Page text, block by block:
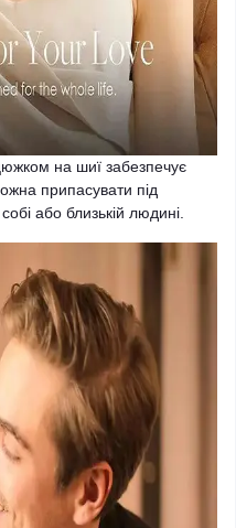
на шиї забезпечує
припасувати під
або близькій людині.